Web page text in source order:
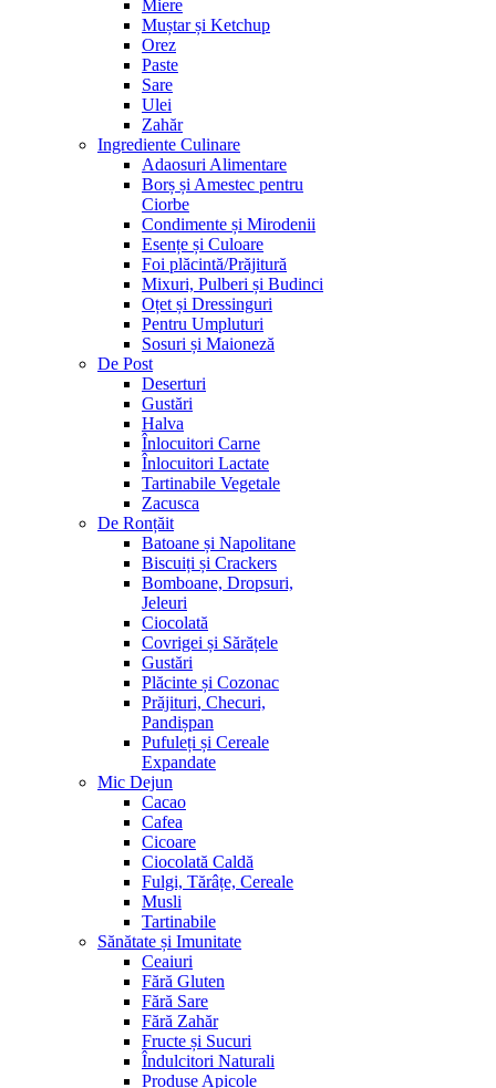
Miere
Muștar și Ketchup
Orez
Paste
Sare
Ulei
Zahăr
Ingrediente Culinare
Adaosuri Alimentare
Borș și Amestec pentru
Ciorbe
Condimente și Mirodenii
Esențe și Culoare
Foi plăcintă/Prăjitură
Mixuri, Pulberi și Budinci
Oțet și Dressinguri
Pentru Umpluturi
Sosuri și Maioneză
De Post
Deserturi
Gustări
Halva
Înlocuitori Carne
Înlocuitori Lactate
Tartinabile Vegetale
Zacusca
De Ronțăit
Batoane și Napolitane
Biscuiți și Crackers
Bomboane, Dropsuri,
Jeleuri
Ciocolată
Covrigei și Sărățele
Gustări
Plăcinte și Cozonac
Prăjituri, Checuri,
Pandișpan
Pufuleți și Cereale
Expandate
Mic Dejun
Cacao
Cafea
Cicoare
Ciocolată Caldă
Fulgi, Tărâțe, Cereale
Musli
Tartinabile
Sănătate și Imunitate
Ceaiuri
Fără Gluten
Fără Sare
Fără Zahăr
Fructe și Sucuri
Îndulcitori Naturali
Produse Apicole